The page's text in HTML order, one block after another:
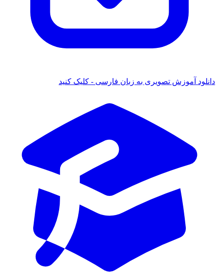
آموزش تصویری به زبان فارسی - کلیک کنید